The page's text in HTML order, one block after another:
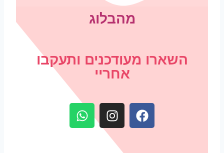
מהבלוג
השארו מעודכנים ותעקבו
אחריי